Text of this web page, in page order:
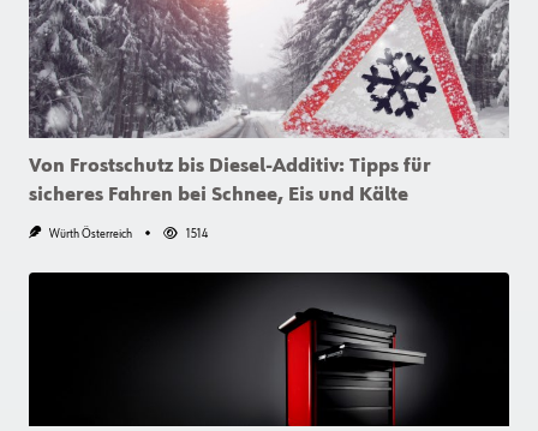
Von Frostschutz bis Diesel-Additiv: Tipps für
sicheres Fahren bei Schnee, Eis und Kälte
Würth Österreich 1514